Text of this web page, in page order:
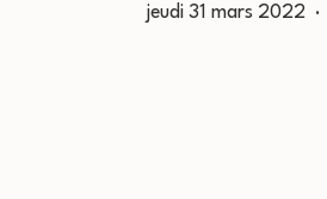
Publié
jeudi 31 mars 2022